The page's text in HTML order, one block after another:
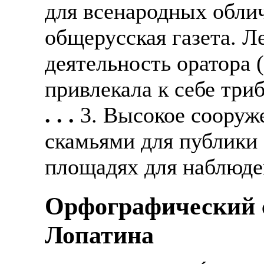
Также смотрите
отправке в другие
А также
рабочий,
стикеровщик.
# работа за границей
# работа за рубежом
# трудоустройство за
# трудоустройство за
В таких банках, как
Промсвязьбанк,
А также в компаниях:
СДЭК, ПЭК и т.д.
В направлениях: без
консультирование,
для всенародных
общерусская газета.
деятельность
привлекала к себе
. . . 3. Высокое
скамьями для
площадях для
Орфографический
Лопатина